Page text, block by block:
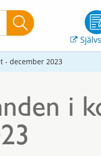
- december 2023
i